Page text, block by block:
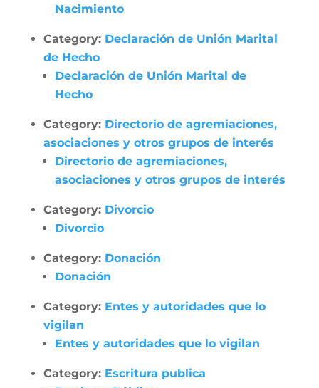
Nacimiento
Category: Declaración de Unión Marital
de Hecho
Declaración de Unión Marital de
Hecho
Category: Directorio de agremiaciones,
asociaciones y otros grupos de interés
Directorio de agremiaciones,
asociaciones y otros grupos de interés
Category: Divorcio
Divorcio
Category: Donación
Donación
Category: Entes y autoridades que lo
vigilan
Entes y autoridades que lo vigilan
Category: Escritura publica